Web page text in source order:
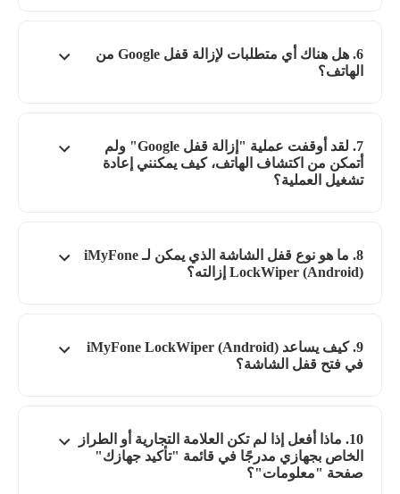
6. هل هناك أي متطلبات لإزالة قفل Google من
الهاتف؟
7. لقد أوقفت عملية "إزالة قفل Google" ولم
أتمكن من اكتشاف الهاتف، كيف يمكنني إعادة
تشغيل العملية؟
8. ما هو نوع قفل الشاشة الذي يمكن لـ iMyFone
LockWiper (Android) إزالته؟
9. كيف يساعد iMyFone LockWiper (Android)
في فتح قفل الشاشة؟
10. ماذا أفعل إذا لم تكن العلامة التجارية أو الطراز
الخاص بجهازي مدرجًا في قائمة "تأكيد جهازك"
صفحة "معلومات"؟